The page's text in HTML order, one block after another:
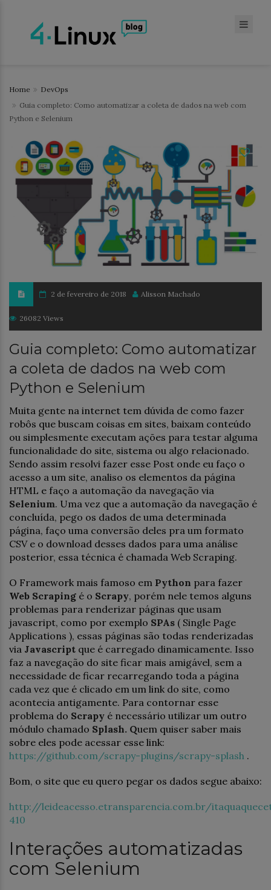
Home
DevOps
Guia completo: Como automatizar a coleta de dados na web com
Python e Selenium
2 de fevereiro de 2018 Alisson Machado
26082 Views
Guia completo: Como automatizar
a coleta de dados na web com
Python e Selenium
Muita gente na internet tem dúvida de como fazer
robôs que buscam coisas em sites, baixam conteúdo
ou simplesmente executam ações para testar alguma
funcionalidade do site, sistema ou algo relacionado.
Sendo assim resolvi fazer esse Post onde eu faço o
acesso a um site, analiso os elementos da página
HTML e faço a automação da navegação via
Selenium. Uma vez que a automação da navegação é
concluída, pego os dados de uma determinada
página, faço uma conversão deles pra um formato
CSV e o download desses dados para uma análise
posterior, essa técnica é chamada Web Scraping.
O Framework mais famoso em Python para fazer
Web Scraping é o Scrapy, porém nele temos alguns
problemas para renderizar páginas que usam
javascript, como por exemplo SPAs ( Single Page
Applications ), essas páginas são todas renderizadas
via Javascript que é carregado dinamicamente. Isso
faz a navegação do site ficar mais amigável, sem a
necessidade de ficar recarregando toda a página
cada vez que é clicado em um link do site, como
acontecia antigamente. Para contornar esse
problema do Scrapy é necessário utilizar um outro
módulo chamado Splash. Quem quiser saber mais
sobre eles pode acessar esse link:
https://github.com/scrapy-plugins/scrapy-splash .
Bom, o site que eu quero pegar os dados segue abaixo:
http://leideacesso.etransparencia.com.br/
410
Interações automatizadas
com Selenium